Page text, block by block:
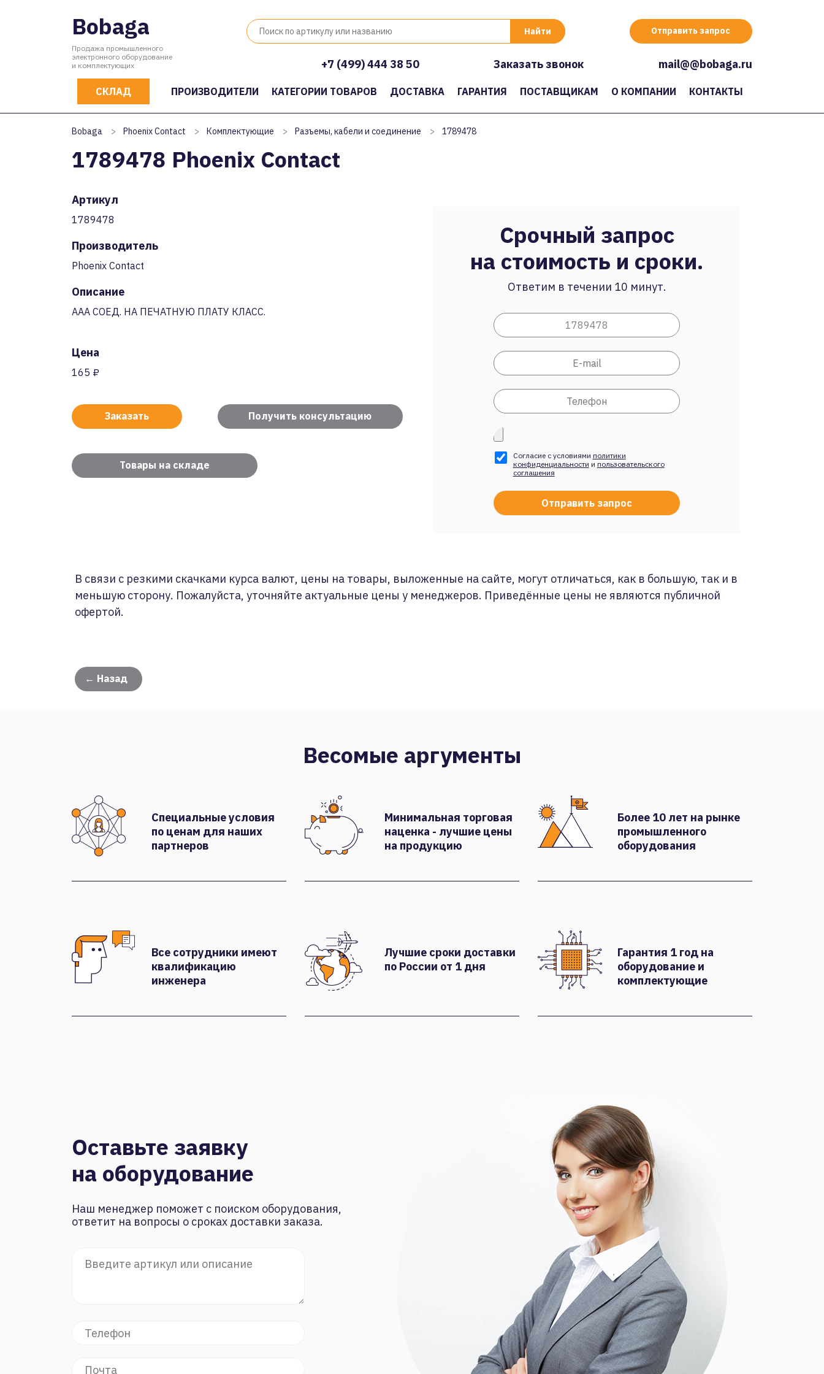
Bobaga
Продажа промышленного
электронного оборудование
и комплектующих
Отправить запрос
+7 (499) 444 38 50 Заказать звонок mail@@bobaga.ru
СКЛАД ПРОИЗВОДИТЕЛИ КАТЕГОРИИ ТОВАРОВ ДОСТАВКА ГАРАНТИЯ ПОСТАВЩИКАМ О КОМПАНИИ КОНТАКТЫ
Bobaga > Phoenix Contact > Комплектующие > Разъемы, кабели и соединение > 1789478
1789478 Phoenix Contact
Артикул
1789478
Производитель
Phoenix Contact
Описание
AAA СОЕД. НА ПЕЧАТНУЮ ПЛАТУ КЛАСС.
Цена
165 ₽
Заказать Получить консультацию
Товары на складе
Срочный запрос
на стоимость и сроки.
Ответим в течении 10 минут.
Согласие с условиями политики
конфиденциальности и пользовательского
соглашения
В связи с резкими скачками курса валют, цены на товары, выложенные на сайте, могут отличаться, как в большую, так и в
меньшую сторону. Пожалуйста, уточняйте актуальные цены у менеджеров. Приведённые цены не являются публичной
офертой.
← Назад
Весомые аргументы
Специальные условия
по ценам для наших
партнеров
Минимальная торговая
наценка - лучшие цены
на продукцию
Более 10 лет на рынке
промышленного
оборудования
Все сотрудники имеют
квалификацию
инженера
Лучшие сроки доставки
по России от 1 дня
Гарантия 1 год на
оборудование и
комплектующие
Оставьте заявку
на оборудование
Наш менеджер поможет с поиском оборудования,
ответит на вопросы о сроках доставки заказа.